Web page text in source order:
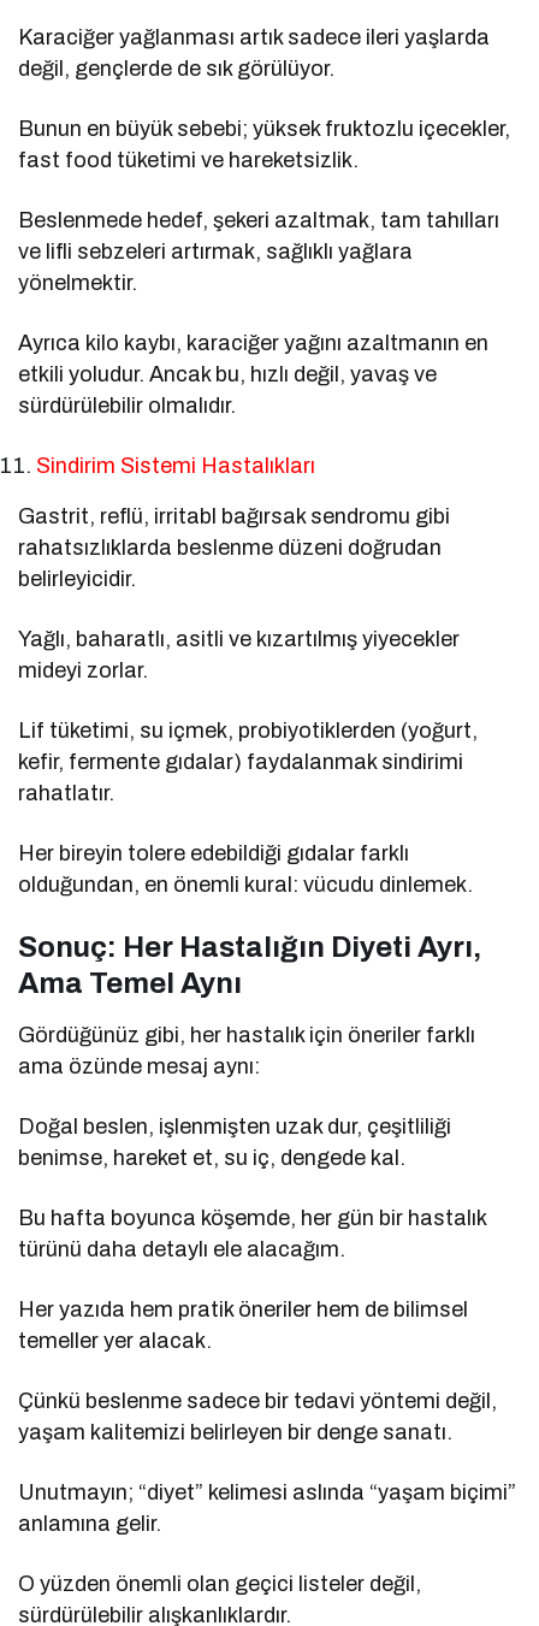
Karaciğer yağlanması artık sadece ileri yaşlarda
değil, gençlerde de sık görülüyor.
Bunun en büyük sebebi; yüksek fruktozlu içecekler,
fast food tüketimi ve hareketsizlik.
Beslenmede hedef, şekeri azaltmak, tam tahılları
ve lifli sebzeleri artırmak, sağlıklı yağlara
yönelmektir.
Ayrıca kilo kaybı, karaciğer yağını azaltmanın en
etkili yoludur. Ancak bu, hızlı değil, yavaş ve
sürdürülebilir olmalıdır.
Sindirim Sistemi Hastalıkları
Gastrit, reflü, irritabl bağırsak sendromu gibi
rahatsızlıklarda beslenme düzeni doğrudan
belirleyicidir.
Yağlı, baharatlı, asitli ve kızartılmış yiyecekler
mideyi zorlar.
Lif tüketimi, su içmek, probiyotiklerden (yoğurt,
kefir, fermente gıdalar) faydalanmak sindirimi
rahatlatır.
Her bireyin tolere edebildiği gıdalar farklı
olduğundan, en önemli kural: vücudu dinlemek.
Sonuç: Her Hastalığın Diyeti Ayrı,
Ama Temel Aynı
Gördüğünüz gibi, her hastalık için öneriler farklı
ama özünde mesaj aynı:
Doğal beslen, işlenmişten uzak dur, çeşitliliği
benimse, hareket et, su iç, dengede kal.
Bu hafta boyunca köşemde, her gün bir hastalık
türünü daha detaylı ele alacağım.
Her yazıda hem pratik öneriler hem de bilimsel
temeller yer alacak.
Çünkü beslenme sadece bir tedavi yöntemi değil,
yaşam kalitemizi belirleyen bir denge sanatı.
Unutmayın; “diyet” kelimesi aslında “yaşam biçimi”
anlamına gelir.
O yüzden önemli olan geçici listeler değil,
sürdürülebilir alışkanlıklardır.